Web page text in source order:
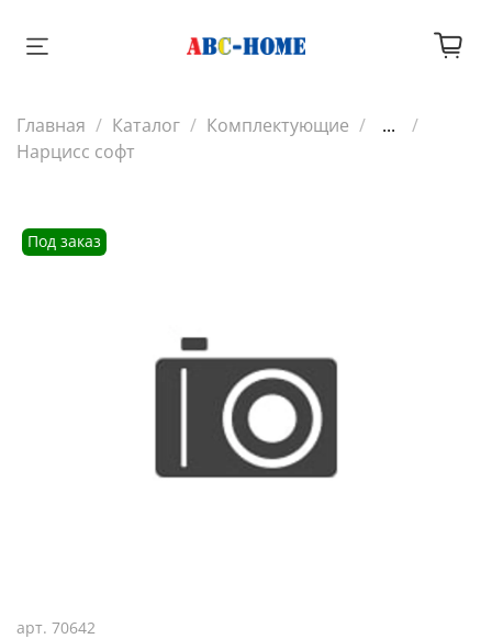
Главная Каталог Комплектующие
...
Нарцисс софт
Под заказ
арт. 70642